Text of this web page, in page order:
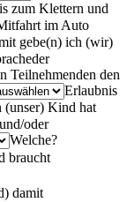
zum Klettern und
im Auto
gebe(n) ich (wir)
Teilnehmenden den
Erlaubnis
(unser) Kind hat
oder
Welche?
braucht
damit